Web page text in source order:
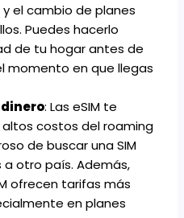
el cambio de planes
Puedes hacerlo
de tu hogar antes de
momento en que llegas
: Las eSIM te
costos del roaming
de buscar una SIM
otro país. Además,
ofrecen tarifas más
en planes